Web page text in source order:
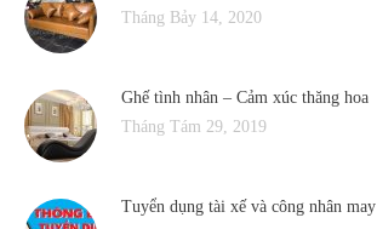
Tháng Bảy 14, 2020
Ghế tình nhân – Cảm xúc thăng hoa
Tháng Tám 29, 2019
Tuyển dụng tài xế và công nhân may